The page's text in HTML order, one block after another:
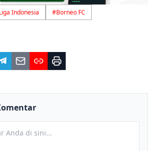
Indonesia #Borneo FC